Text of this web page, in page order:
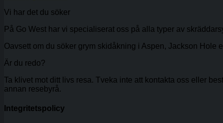
Vi har det du söker
På Go West har vi specialiserat oss på alla typer av
Oavsett om du söker grym skidåkning i Aspen, Jackson
Är du redo?
Ta klivet mot ditt livs resa. Tveka inte att kontakta oss eller
annan resebyrå.
Integritetspolicy